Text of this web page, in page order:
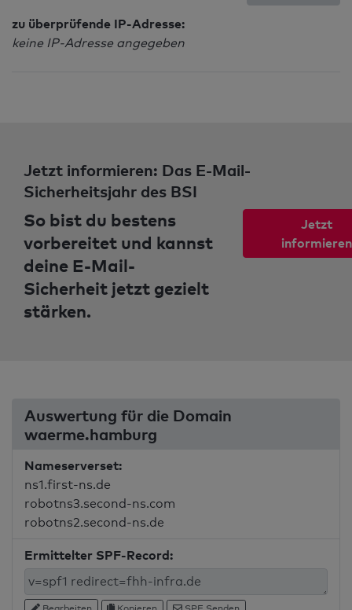
zu überprüfende IP-Adresse:
keine IP-Adresse angegeben
Jetzt informieren: Das E-Mail-
Sicherheitsjahr des BSI
So bist du bestens
vorbereitet und kannst
deine E-Mail-
Sicherheit jetzt gezielt
stärken.
Jetzt
informieren
Auswertung für die Domain
waerme.hamburg
Nameserverset:
ns1.first-ns.de
robotns3.second-ns.com
robotns2.second-ns.de
Ermittelter SPF-Record: